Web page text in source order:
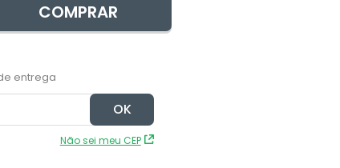
COMPRAR
Não sei meu CEP